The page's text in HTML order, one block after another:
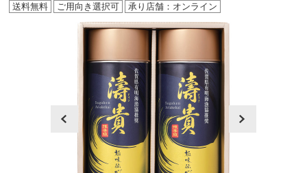
送料無料 ご用向き選択可 承り店舗：オンライン
prev next